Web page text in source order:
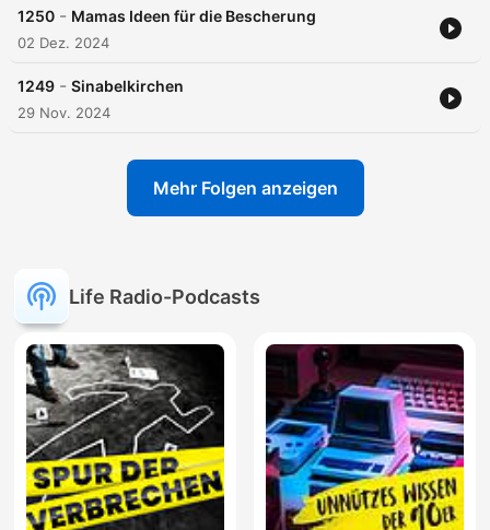
1250 - Mamas Ideen für die Bescherung
02 Dez. 2024
1249 - Sinabelkirchen
29 Nov. 2024
Mehr Folgen anzeigen
Life Radio-Podcasts